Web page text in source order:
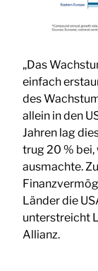
„Das
einfach
des
allein in den
Jahren lag
trug 20 % bei,
ausmachte.
Länder die
unterstreicht
Allianz.